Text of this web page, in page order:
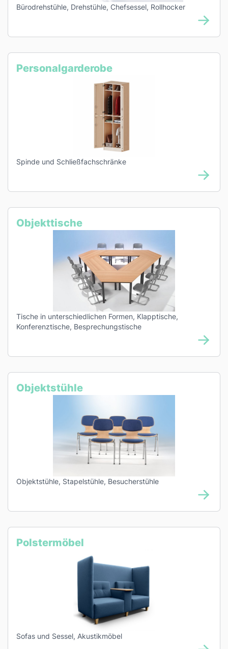
Bürodrehstühle, Drehstühle, Chefsessel, Rollhocker
Personalgarderobe
Spinde und Schließfachschränke
Objekttische
Tische in unterschiedlichen Formen, Klapptische,
Konferenztische, Besprechungstische
Objektstühle
Objektstühle, Stapelstühle, Besucherstühle
Polstermöbel
Sofas und Sessel, Akustikmöbel